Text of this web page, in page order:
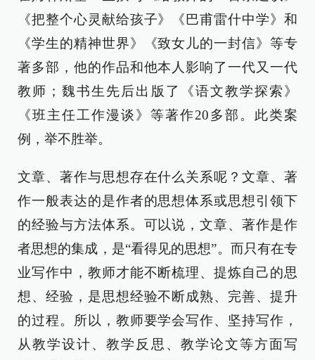
《把整个心灵献给孩子》《巴甫雷什中学》和
《学生的精神世界》《致女儿的一封信》等专
著多部，他的作品和他本人影响了一代又一代
教师；魏书生先后出版了《语文教学探索》
《班主任工作漫谈》等著作20多部。此类案
例，举不胜举。
文章、著作与思想存在什么关系呢？文章、著
作一般表达的是作者的思想体系或思想引领下
的经验与方法体系。可以说，文章、著作是作
者思想的集成，是“看得见的思想”。而只有在专
业写作中，教师才能不断梳理、提炼自己的思
想、经验，是思想经验不断成熟、完善、提升
的过程。所以，教师要学会写作、坚持写作，
从教学设计、教学反思、教学论文等方面写